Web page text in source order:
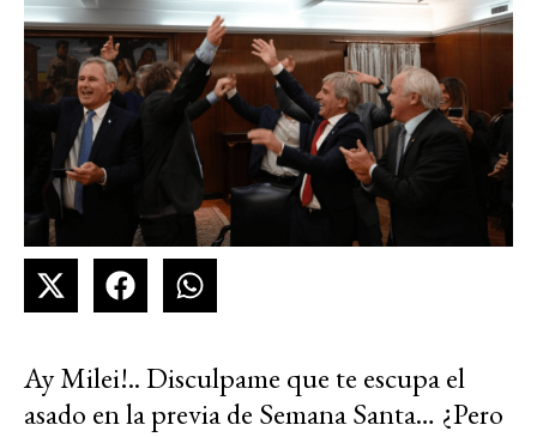
Ay Milei!.. Disculpame que te escupa el
asado en la previa de Semana Santa… ¿Pero